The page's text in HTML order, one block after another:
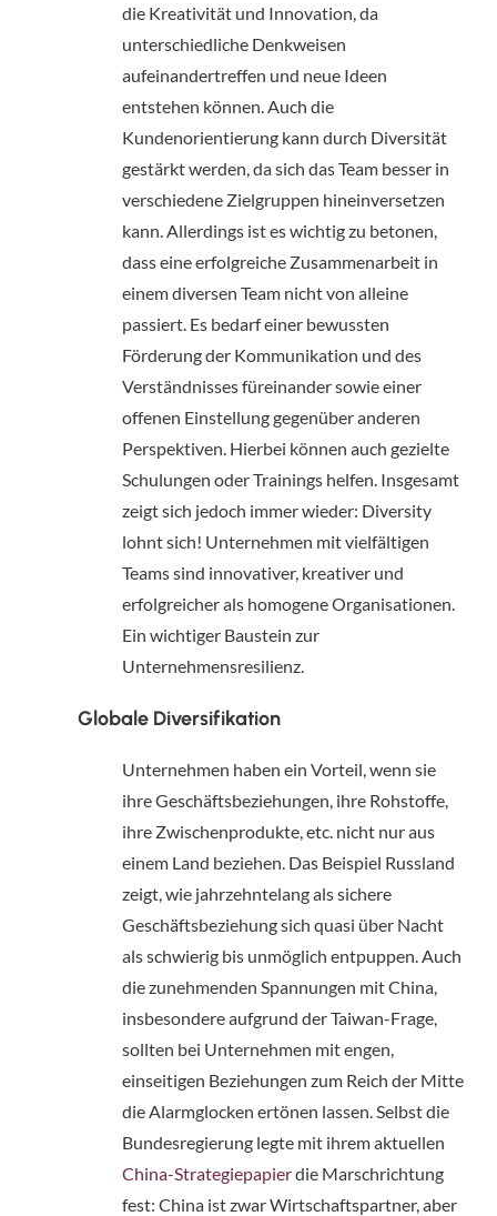
die Kreativität und Innovation, da
unterschiedliche Denkweisen
aufeinandertreffen und neue Ideen
entstehen können. Auch die
Kundenorientierung kann durch Diversität
gestärkt werden, da sich das Team besser in
verschiedene Zielgruppen hineinversetzen
kann. Allerdings ist es wichtig zu betonen,
dass eine erfolgreiche Zusammenarbeit in
einem diversen Team nicht von alleine
passiert. Es bedarf einer bewussten
Förderung der Kommunikation und des
Verständnisses füreinander sowie einer
offenen Einstellung gegenüber anderen
Perspektiven. Hierbei können auch gezielte
Schulungen oder Trainings helfen. Insgesamt
zeigt sich jedoch immer wieder: Diversity
lohnt sich! Unternehmen mit vielfältigen
Teams sind innovativer, kreativer und
erfolgreicher als homogene Organisationen.
Ein wichtiger Baustein zur
Unternehmensresilienz.
Globale Diversifikation
Unternehmen haben ein Vorteil, wenn sie
ihre Geschäftsbeziehungen, ihre Rohstoffe,
ihre Zwischenprodukte, etc. nicht nur aus
einem Land beziehen. Das Beispiel Russland
zeigt, wie jahrzehntelang als sichere
Geschäftsbeziehung sich quasi über Nacht
als schwierig bis unmöglich entpuppen. Auch
die zunehmenden Spannungen mit China,
insbesondere aufgrund der Taiwan-Frage,
sollten bei Unternehmen mit engen,
einseitigen Beziehungen zum Reich der Mitte
die Alarmglocken ertönen lassen. Selbst die
China-Strategiepapier die Marschrichtung
fest: China ist zwar Wirtschaftspartner, aber